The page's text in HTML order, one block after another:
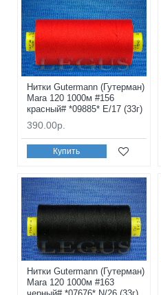
Нитки Gutermann (Гутерман)
Mara 120 1000м #156
красный# *09885* E/17 (33г)
390.00р.
Купить
Нитки Gutermann (Гутерман)
Mara 120 1000м #163